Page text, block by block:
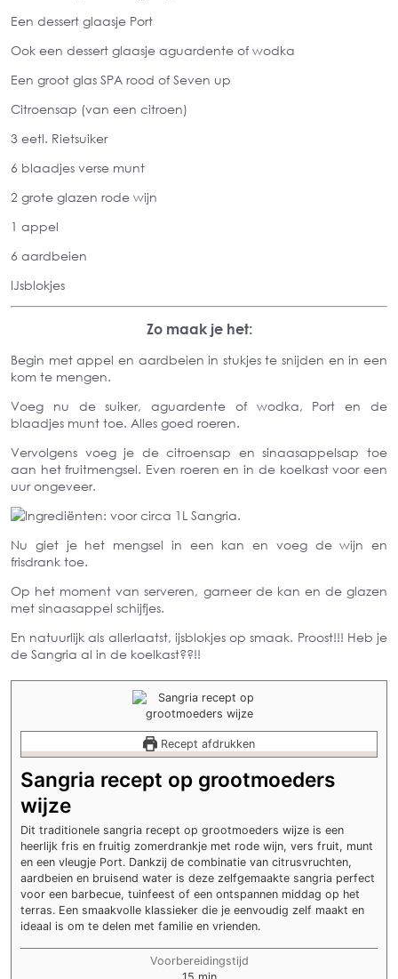
Een dessert glaasje Port
Ook een dessert glaasje aguardente of wodka
Een groot glas SPA rood of Seven up
Citroensap (van een citroen)
3 eetl. Rietsuiker
6 blaadjes verse munt
2 grote glazen rode wijn
1 appel
6 aardbeien
IJsblokjes
Zo maak je het:
Begin met appel en aardbeien in stukjeste snijden en in een
kom te mengen.
Voeg nu de suiker, aguardente of wodka, Port en de
blaadjes munt toe. Alles goed roeren.
Vervolgens voegje de citroensap en sinaasappelsap toe
aan het fruitmengsel. Even roeren en in de koelkast voor een
uur ongeveer.
Nu giet je het mengsel in een kan en voeg de wijn en
frisdrank toe.
Op het moment van serveren, garneer de kan en de glazen
met sinaasappel schijfjes.
En natuurlijk als allerlaatst, ijsblokjes op smaak. Proost!!! Heb je
de Sangria al in de koelkast??!!
Recept afdrukken
Sangria recept op grootmoeders
wijze
Dit traditionele sangria recept op grootmoeders wijze is een
heerlijk fris en fruitig zomerdrankje met rode wijn, vers fruit, munt
en een vleugje Port. Dankzij de combinatie van citrusvruchten,
aardbeien en bruisend water is deze zelfgemaakte sangria perfect
voor een barbecue, tuinfeest of een ontspannen middag op het
terras. Een smaakvolle klassieker die je eenvoudig zelf maakt en
ideaal is om te delen met familie en vrienden.
Voorbereidingstijd
minuten